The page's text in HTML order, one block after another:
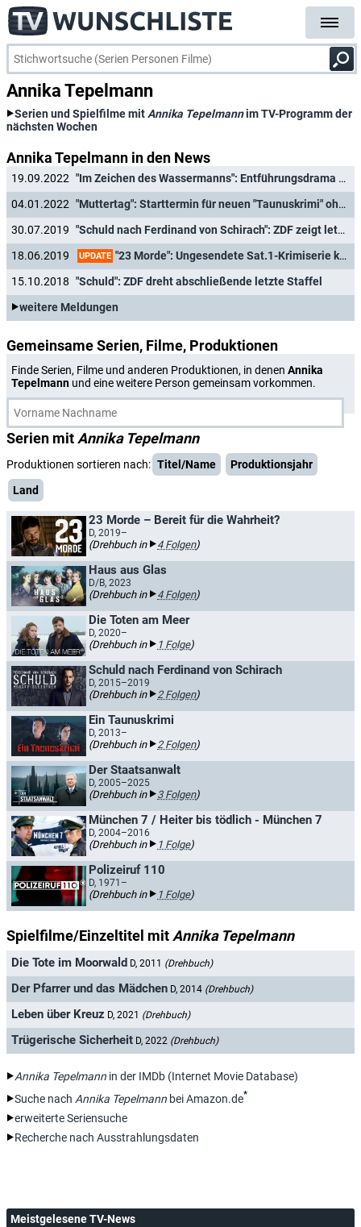
Annika Tepelmann
Serien und Spielfilme mit Annika Tepelmannim TV-Programm der
nächsten Wochen
Annika Tepelmann in den News
19.09.2022
"Im Zeichen des Wassermanns": Entführungsdrama mit Götz Schubert ("Wolfsland") in Arbeit
04.01.2022
"Muttertag": Starttermin für neuen "Taunuskrimi" ohne Felicitas Woll
30.07.2019
"Schuld nach Ferdinand von Schirach": ZDF zeigt letzte Staffel
18.06.2019
UPDATE "23 Morde": Ungesendete Sat.1-Krimiserie kommt zu Joyn
15.10.2018 "Schuld": ZDF dreht abschließende letzte Staffel
weitere Meldungen
Gemeinsame Serien, Filme, Produktionen
Finde Serien, Filme und anderen Produktionen, in denen Annika
Tepelmann und eine weitere Person gemeinsam vorkommen.
Serien mit Annika Tepelmann
Produktionen sortieren nach: Titel/Name
Produktionsjahr
Land
23 Morde – Bereit für die Wahrheit?
D, 2019–
(Drehbuch in 4 Folgen)
Haus aus Glas
D/B, 2023
(Drehbuch in 4 Folgen)
Die Toten am Meer
D, 2020–
(Drehbuch in 1 Folge)
Schuld nach Ferdinand von Schirach
D, 2015–2019
(Drehbuch in 2 Folgen)
Ein Taunuskrimi
D, 2013–
(Drehbuch in 2 Folgen)
Der Staatsanwalt
D, 2005–2025
(Drehbuch in 3 Folgen)
München 7 / Heiter bis tödlich - München 7
D, 2004–2016
(Drehbuch in 1 Folge)
Polizeiruf 110
D, 1971–
(Drehbuch in 1 Folge)
Spielfilme/Einzeltitel mit Annika Tepelmann
Die Tote im Moorwald D, 2011 (Drehbuch)
Der Pfarrer und das Mädchen D, 2014 (Drehbuch)
Leben über Kreuz D, 2021 (Drehbuch)
Trügerische Sicherheit D, 2022 (Drehbuch)
Annika Tepelmann in der IMDb (Internet Movie Database)
Suche nach Annika Tepelmann bei Amazon.de*
erweiterte Seriensuche
Recherche nach Ausstrahlungsdaten
Meistgelesene TV-News